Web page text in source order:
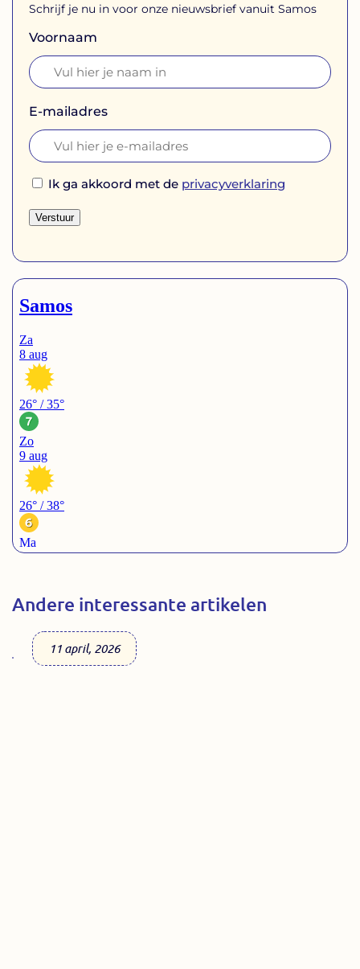
Schrijf je nu in voor onze nieuwsbrief vanuit Samos
Voornaam
E-mailadres
Ik ga akkoord met de privacyverklaring
Verstuur
Andere interessante artikelen
11 april, 2026